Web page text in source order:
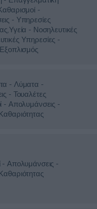
-
- Υπηρεσίες
- Νοσηλευτικές
Υπηρεσίες -
- Λύματα -
- Τουαλέτες
- Απολυμάνσεις -
- Απολυμάνσεις -